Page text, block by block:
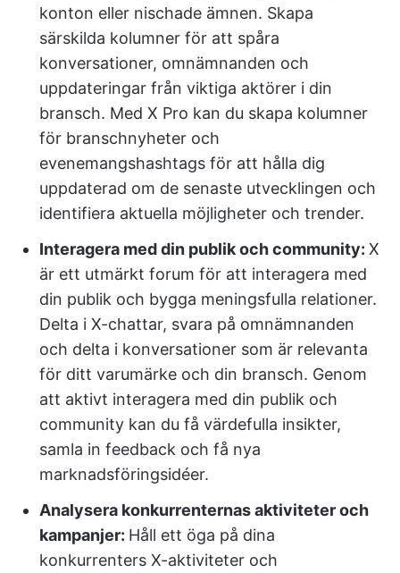
konton eller nischade ämnen. Skapa
särskilda kolumner för att spåra
konversationer, omnämnanden och
uppdateringar från viktiga aktörer i din
bransch. Med X Pro kan du skapa kolumner
för branschnyheter och
evenemangshashtags för att hålla dig
uppdaterad om de senaste utvecklingen och
identifiera aktuella möjligheter och trender.
Interagera med din publik och community: X
är ett utmärkt forum för att interagera med
din publik och bygga meningsfulla relationer.
Delta i X-chattar, svara på omnämnanden
och delta i konversationer som är relevanta
för ditt varumärke och din bransch. Genom
att aktivt interagera med din publik och
community kan du få värdefulla insikter,
samla in feedback och få nya
marknadsföringsidéer.
Analysera konkurrenternas aktiviteter och
kampanjer: Håll ett öga på dina
konkurrenters X-aktiviteter och